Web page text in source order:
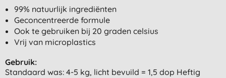
99% natuurlijk ingrediënten
Geconcentreerde formule
Ook te gebruiken bij 20 graden celsius
Vrij van microplastics
Gebruik:
Standaard was: 4-5 kg, licht bevuild = 1,5 dop Heftig